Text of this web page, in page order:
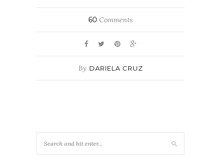
60 Comments
By DARIELA CRUZ